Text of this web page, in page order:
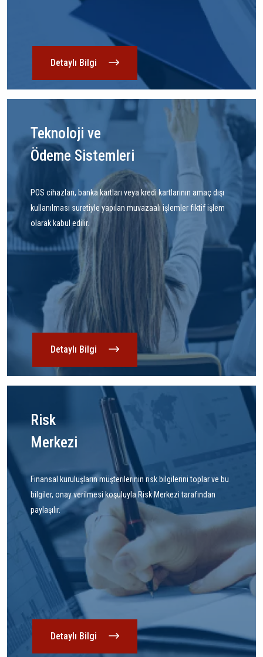
Detaylı Bilgi
Teknoloji ve
Ödeme Sistemleri
POS cihazları, banka kartları veya kredi kartlarının amaç dışı
kullanılması suretiyle yapılan muvazaalı işlemler fiktif işlem
olarak kabul edilir.
Detaylı Bilgi
Risk
Merkezi
Finansal kuruluşların müşterilerinin risk bilgilerini toplar ve bu
bilgiler, onay verilmesi koşuluyla Risk Merkezi tarafından
paylaşılır.
Detaylı Bilgi